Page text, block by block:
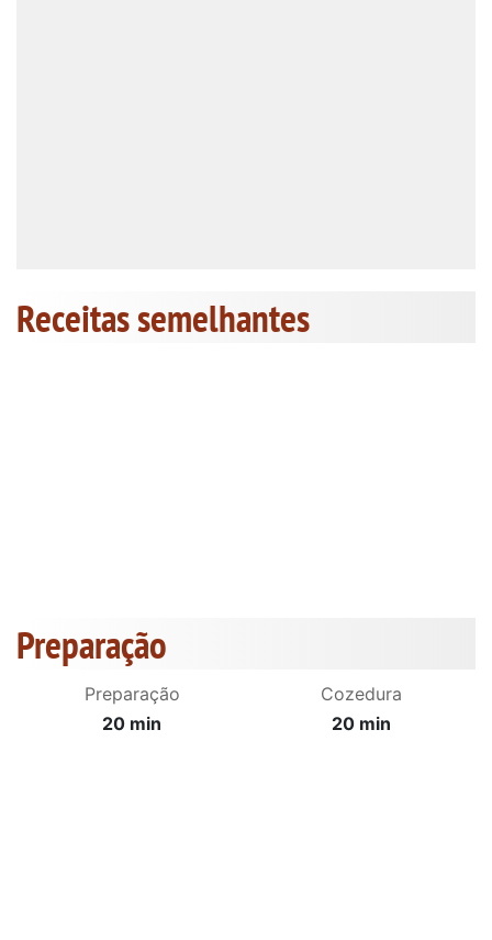
Receitas semelhantes
Preparação
Preparação
20 min
Cozedura
20 min